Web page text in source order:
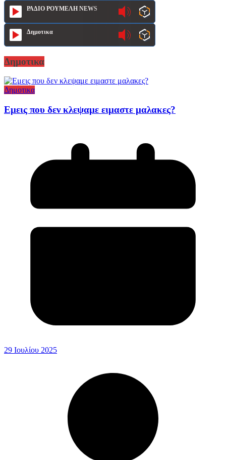
ΡΑΔΙΟ ΡΟΥΜΕΛΗ NEWS
Δημοτικα
Δημοτικα
Δημοτικα
Εμεις που δεν κλεψαμε ειμαστε μαλακες?
29 Ιουλίου 2025